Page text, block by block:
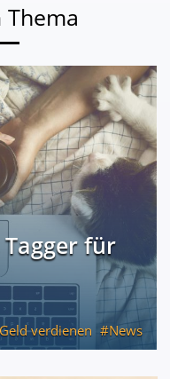
Thema
für
Geld verdienen
News